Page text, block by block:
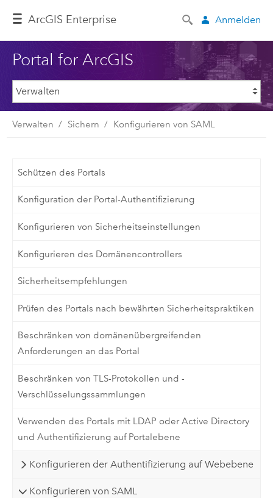
ArcGIS Enterprise Anmelden
Portal for ArcGIS
Verwalten Sichern Konfigurieren von SAML
Schützen des Portals
Konfiguration der Portal-Authentifizierung
Konfigurieren von Sicherheitseinstellungen
Konfigurieren des Domänencontrollers
Sicherheitsempfehlungen
Prüfen des Portals nach bewährten Sicherheitspraktiken
Beschränken von domänenübergreifenden
Anforderungen an das Portal
Beschränken von TLS-Protokollen und -
Verschlüsselungssammlungen
Verwenden des Portals mit LDAP oder Active Directory
und Authentifizierung auf Portalebene
Konfigurieren der Authentifizierung auf Webebene
Konfigurieren von SAML